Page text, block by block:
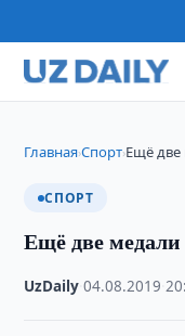
Главная›Спорт›Ещё две
СПОРТ
Ещё две
UzDaily ·04.08.2019 ·